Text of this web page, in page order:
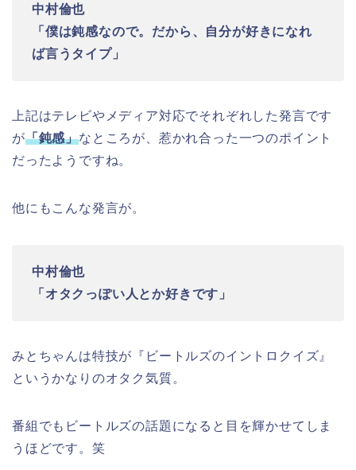
中村倫也
「僕は鈍感なので。だから、自分が好きになれ
ば言うタイプ」
上記はテレビやメディア対応でそれぞれした発言です
が「鈍感」なところが、惹かれ合った一つのポイント
だったようですね。
他にもこんな発言が。
中村倫也
「オタクっぽい人とか好きです」
みとちゃんは特技が『ビートルズのイントロクイズ』
というかなりのオタク気質。
番組でもビートルズの話題になると目を輝かせてしま
うほどです。笑